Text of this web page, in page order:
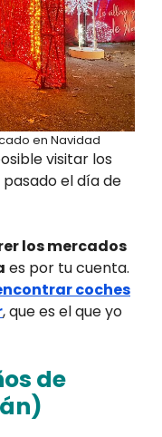
en Navidad
visitar los
el día de
los mercados
es por tu cuenta.
coches
, que es el que yo
de